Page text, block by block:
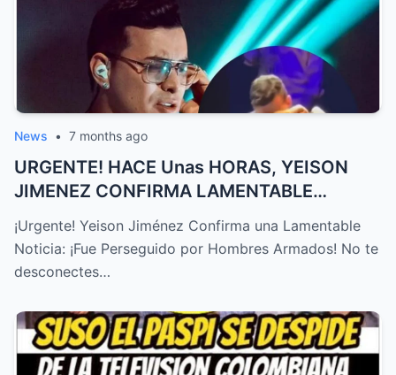
News • 7 months ago
URGENTE! HACE Unas HORAS, YEISON
JIMENEZ CONFIRMA LAMENTABLE
NOTICIA, ...
¡Urgente! Yeison Jiménez Confirma una Lamentable
Noticia: ¡Fue Perseguido por Hombres Armados! No te
desconectes…